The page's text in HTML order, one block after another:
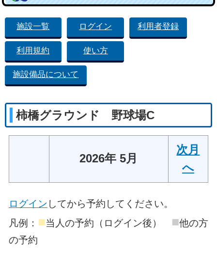
施設一覧 ログイン 利用者登録
利用規約 使い方
施設備品について
柿橋グラウンド 野球場C
2026年 5月
次月
へ
ログイン してから予約してください。
凡例： ■当人の予約（ログイン後） ■他の方
の予約